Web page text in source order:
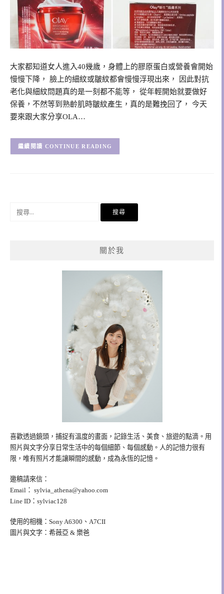
大家都知道女人進入40幾歲，身體上的膠原蛋白或營養會開始
慢慢下降， 臉上的細紋或皺紋都會慢慢浮現出來， 因此對抗
老化與細紋問題真的是一刻都不能等， 從年輕開始就要做好
保養，不然等到熟齡肌時皺紋產生，真的是難挽回了， 今天
要來跟大家分享OLA…
CONTINUE READING
關於我
喜歡透過鏡頭，捕捉有溫度的畫面，記錄生活、美食、旅遊的點滴。用
照片與文字分享日常生活中的每個細節、每個感動。人的記憶力很有
限，唯有照片才能讓瞬間的感動，成為永恆的記憶。
邀稿請來信：
Email： sylvia_athena@yahoo.com
Line ID：sylviac128
使用的相機：Sony A6300、A7CII
圖片與文字：希薇亞 & 樂爸